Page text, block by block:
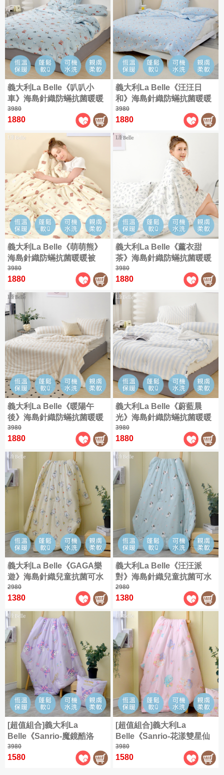
全
部
商
品
|
薄
被
套
床
套
組
薄
被
套
|
枕
套
2
全
部
商
品
|
兩
用
被
枕
套
組
薄
被
套
|
枕
套
竹
緹
床
寢
兩
用
被
床
包
包
組
雪
雕
|
兩
用
被
床
組
式
床
罩
組
義大利La Belle《叭叭小
車》海島針織防蟎抗菌暖暖
被150*195CM
3980
1880
義大利La Belle《汪汪日
和》海島針織防蟎抗菌暖暖
被150*195CM
3980
1880
義大利La Belle《萌萌熊》
海島針織防蟎抗菌暖暖被
150*195CM
3980
1880
義大利La Belle《薰衣甜
茶》海島針織防蟎抗菌暖暖
被150*195CM
3980
1880
義大利La Belle《暖陽午
後》海島針織防蟎抗菌暖暖
被150*195CM
3980
1880
義大利La Belle《蔚藍晨
光》海島針織防蟎抗菌暖暖
被150*195CM
3980
1880
義大利La Belle《GAGA樂
遊》海島針織兒童抗菌可水
洗暖暖被105*135CM
2980
1380
義大利La Belle《汪汪派
對》海島針織兒童抗菌可水
洗暖暖被105*135CM
2980
1380
[超值組合]義大利La
Belle《Sanrio-魔鏡酷洛
米》海島針織兒童可水洗抗
菌暖暖被105*135CM+大容
3980
1580
[超值組合]義大利La
Belle《Sanrio-花漾雙星仙
子》海島針織兒童可水洗抗
菌暖暖被105*135CM+大容
3980
1580